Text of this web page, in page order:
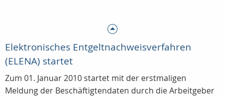
Elektronisches Entgeltnachweisverfahren
(ELENA) startet
Zum 01. Januar 2010 startet mit der erstmaligen
Meldung der Beschäftigtendaten durch die Arbeitgeber